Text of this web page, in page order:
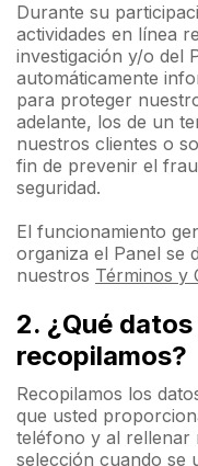
Durante su
actividades en línea
investigación y/o del
automáticamente
para proteger
adelante, los de un
nuestros clientes o
fin de prevenir el
seguridad.
El funcionamiento
organiza el Panel se
nuestros Términos y
2. ¿Qué
recopilamos?
Recopilamos los
que usted
teléfono y al rellenar
selección cuando se